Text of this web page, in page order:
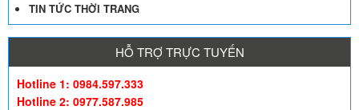
TIN TỨC THỜI TRANG
HỖ TRỢ TRỰC TUYẾN
Hotline 1: 0984.597.333
Hotline 2: 0977.587.985